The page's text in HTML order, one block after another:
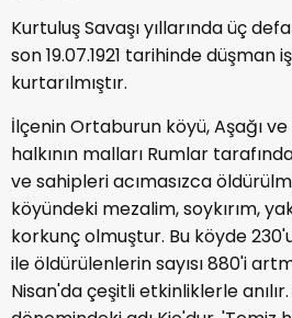
Kurtuluş Savaşı yıllarında üç
son 19.07.1921 tarihinde
kurtarılmıştır.
İlçenin Ortaburun köyü, Aşağı
halkının malları Rumlar
ve sahipleri acımasızca
köyündeki mezalim, soykırım,
korkunç olmuştur. Bu köyde
ile öldürülenlerin sayısı 880'i
Nisan'da çeşitli etkinliklerle anılır.